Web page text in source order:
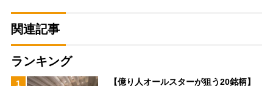
関連記事
ランキング
1 【億り人オールスターが狙う20銘柄】